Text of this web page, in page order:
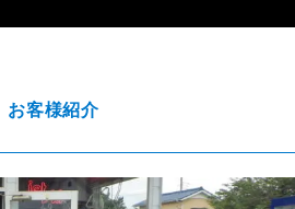
お客様紹介